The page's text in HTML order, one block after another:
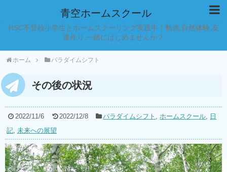
青空ホームスクール
HSC不登校小学生とホームスクーリング実践中！勉強,自然体験,友
達作り,一緒にはじめませんか？
ホーム パラダイムシフト
その後の状況
2022/11/6 2022/12/8 パラダイムシフト ,ホームスクール, 日
記, 未来への展望